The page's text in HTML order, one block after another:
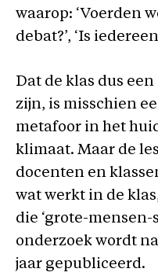
waarop: ‘Voerden
debat?’, ‘Is
Dat de klas dus
zijn, is misschien
metafoor in het
klimaat. Maar de
docenten en
wat werkt in de
die ‘grote-
onderzoek wordt
jaar gepubliceerd.